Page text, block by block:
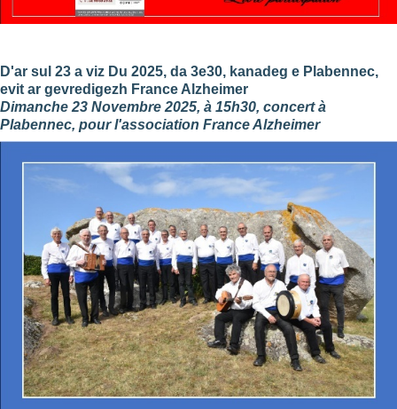
D'ar sul 23 a viz Du 2025, da 3e30, kanadeg e Plabennec,
evit ar gevredigezh France Alzheimer
Dimanche 23 Novembre 2025, à 15h30, concert à
Plabennec, pour l'association France Alzheimer